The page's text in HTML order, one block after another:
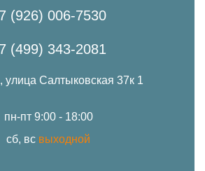
(926) 006-7530
(499) 343-2081
улица Салтыковская 37к 1
пн-пт 9:00 - 18:00
сб, вс выходной